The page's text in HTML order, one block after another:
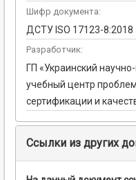
Шифр документа:
ДСТУ ISO 17123-8:2018
Разработчик:
ГП «Украинский
учебный центр
сертификации и
Ссылки из других